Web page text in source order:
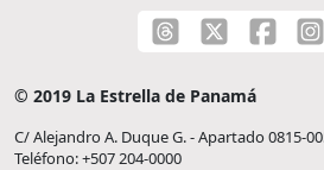
© 2019 La Estrella de Panamá
C/ Alejandro A. Duque G. - Apartado 0815-
Teléfono: +507 204-0000